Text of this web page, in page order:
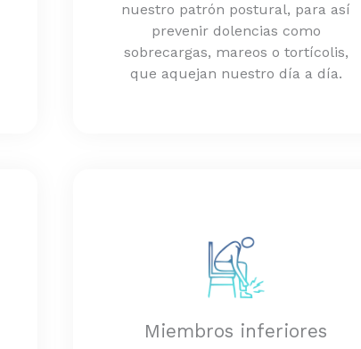
nuestro patrón postural, para así
prevenir dolencias como
sobrecargas, mareos o tortícolis,
que aquejan nuestro día a día.
Miembros inferiores